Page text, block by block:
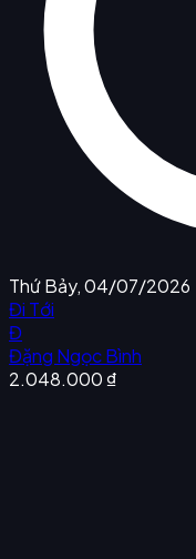
Thứ Bảy, 04/07/2026
Đi Tới
Đ
Đặng Ngọc Bình
2.048.000 ₫